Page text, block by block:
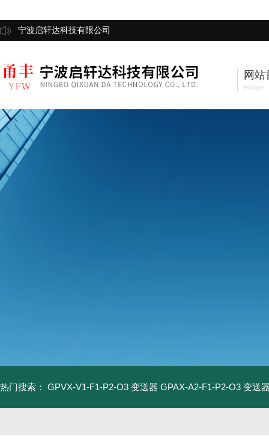
宁波启轩达科技有限公司
网站
Home
热门搜索： GPVX-V1-F1-P2-O3 变送器 GPAX-A2-F1-P2-O3 变送